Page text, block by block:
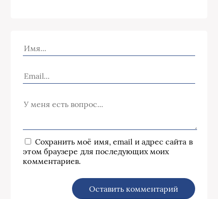
Сохранить моё имя, email и адрес сайта в
этом браузере для последующих моих
комментариев.